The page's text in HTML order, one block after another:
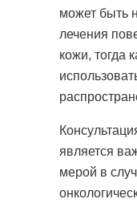
может быть
лечения
кожи, тогда
является
мерой в